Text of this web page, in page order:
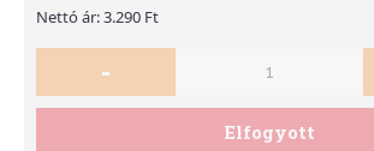
Nettó ár: 3.290 Ft
-
Elfogyott